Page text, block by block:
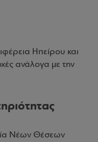
Ηπείρου και
ανάλογα με την
Νέων Θέσεων